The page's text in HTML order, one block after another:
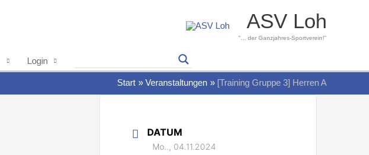
ASV Loh
"... der Ganzjahres-Sportverein!"
Login
Start Veranstaltungen [Training Gruppe 3] Herren A
DATUM
Mo.., 04.11.2024